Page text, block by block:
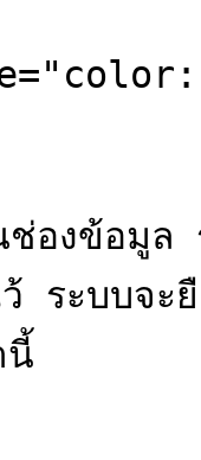
องข้อมูล
ระบบจะ